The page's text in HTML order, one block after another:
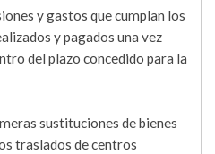
y gastos que cumplan los
y pagados una vez
del plazo concedido para la
sustituciones de bienes
traslados de centros